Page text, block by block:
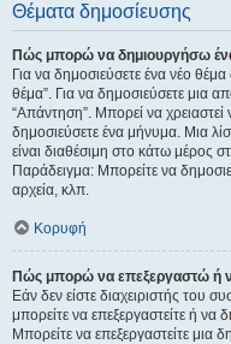
Θέματα δημοσίευσης
Πώς μπορώ να δημιουργήσω
Για να δημοσιεύσετε ένα νέο
θέμα”. Για να δημοσιεύσετε μια
“Απάντηση”. Μπορεί να
δημοσιεύσετε ένα μήνυμα. Μια
είναι διαθέσιμη στο κάτω μέρος
Παράδειγμα: Μπορείτε να
αρχεία, κλπ.
Κορυφή
Πώς μπορώ να επεξεργαστώ ή
Εάν δεν είστε διαχειριστής του
μπορείτε να επεξεργαστείτε ή
Μπορείτε να επεξεργαστείτε μια